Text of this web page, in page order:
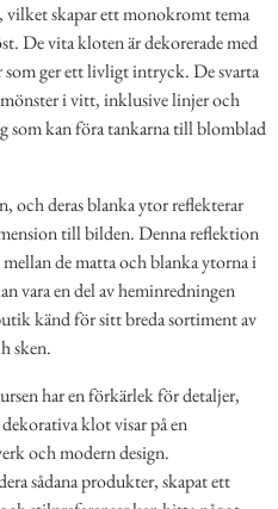
vilket skapar ett monokromt tema
De vita kloten är dekorerade med
som ger ett livligt intryck. De svarta
i vitt, inklusive linjer och
som kan föra tankarna till blomblad
och deras blanka ytor reflekterar
till bilden. Denna reflektion
de matta och blanka ytorna i
vara en del av heminredningen
känd för sitt breda sortiment av
sken.
har en förkärlek för detaljer,
klot visar på en
och modern design.
sådana produkter, skapat ett